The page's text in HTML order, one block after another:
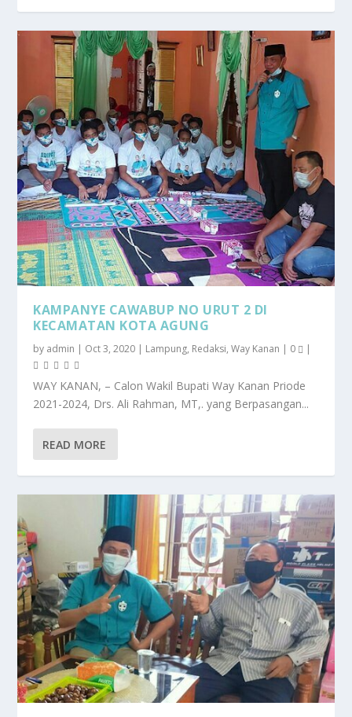
KAMPANYE CAWABUP NO URUT 2 DI
KECAMATAN KOTA AGUNG
by admin | Oct 3, 2020 | Lampung, Redaksi,Way Kanan | 0 |
WAY KANAN, – Calon Wakil Bupati Way Kanan Priode
2021-2024, Drs. Ali Rahman, MT,. yang Berpasangan...
READ MORE